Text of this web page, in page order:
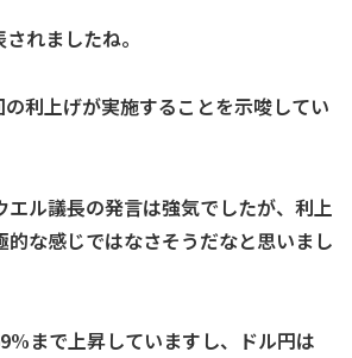
れましたね。
利上げが実施することを示唆してい
ル議長の発言は強気でしたが、利上
的な感じではなさそうだなと思いまし
まで上昇していますし、ドル円は